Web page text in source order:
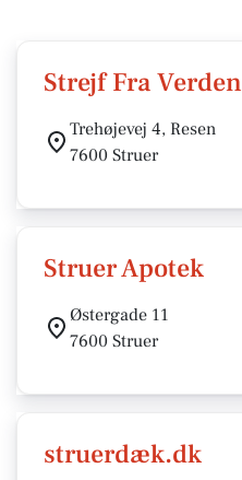
Strejf Fra Verden
Trehøjevej 4, Resen
7600 Struer
Struer Apotek
Østergade 11
7600 Struer
struerdæk.dk